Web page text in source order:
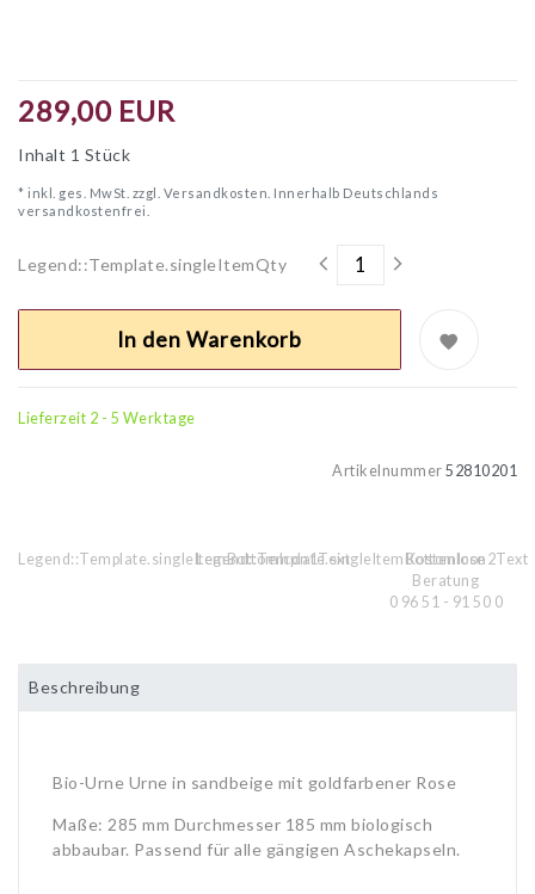
289,00 EUR
Inhalt 1 Stück
* inkl. ges. MwSt. zzgl. Versandkosten. Innerhalb Deutschlands
versandkostenfrei.
Legend::Template.singleItemQty
In den Warenkorb
Lieferzeit 2 - 5 Werktage
Artikelnummer 52810201
Legend::Template.singleItemBottomIcon1TextLegend::Template.singleItemBottomIcon2Text
Kostenlose
Beratung
0 96 51 - 91 50 0
Beschreibung
Bio-Urne Urne in sandbeige mit goldfarbener Rose
Maße: 285 mm Durchmesser 185 mm biologisch
abbaubar. Passend für alle gängigen Aschekapseln.